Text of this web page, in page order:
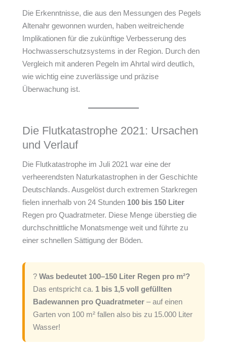
Die Erkenntnisse, die aus den Messungen des Pegels
Altenahr gewonnen wurden, haben weitreichende
Implikationen für die zukünftige Verbesserung des
Hochwasserschutzsystems in der Region. Durch den
Vergleich mit anderen Pegeln im Ahrtal wird deutlich,
wie wichtig eine zuverlässige und präzise
Überwachung ist.
Die Flutkatastrophe 2021: Ursachen
und Verlauf
Die Flutkatastrophe im Juli 2021 war eine der
verheerendsten Naturkatastrophen in der Geschichte
Deutschlands. Ausgelöst durch extremen Starkregen
fielen innerhalb von 24 Stunden 100 bis 150 Liter
Regen pro Quadratmeter. Diese Menge überstieg die
durchschnittliche Monatsmenge weit und führte zu
einer schnellen Sättigung der Böden.
? Was bedeutet 100–150 Liter Regen pro m²?
Das entspricht ca. 1 bis 1,5 voll gefüllten
Badewannen pro Quadratmeter – auf einen
Garten von 100 m² fallen also bis zu 15.000 Liter
Wasser!